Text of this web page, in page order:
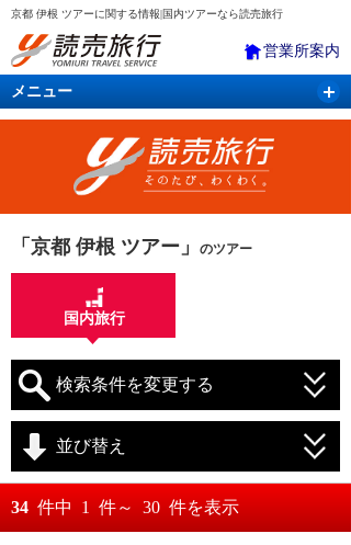
京都 伊根 ツアーに関する情報|国内ツアーなら読売旅行
営業所案内
メニュー
国内旅行 バスツアー 海外旅行
「京都 伊根 ツアー」 のツアー
国内旅行
検索条件を変更する
並び替え
おすすめ順
34 件中 1 件～ 30 件を表示